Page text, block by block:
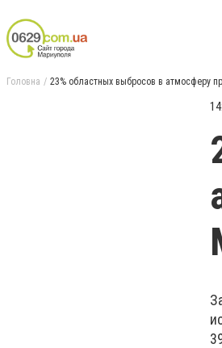
Головна 23% областных выбросов в атмосферу